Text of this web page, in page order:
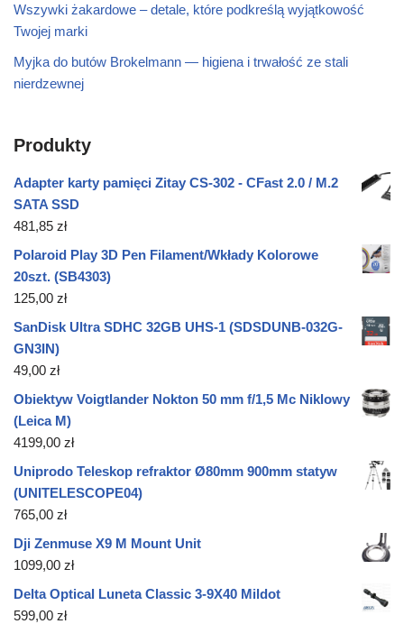
Wszywki żakardowe – detale, które podkreślą wyjątkowość
Twojej marki
Myjka do butów Brokelmann — higiena i trwałość ze stali
nierdzewnej
Produkty
Adapter karty pamięci Zitay CS-302 - CFast 2.0 / M.2
SATA SSD
481,85 zł
Polaroid Play 3D Pen Filament/Wkłady Kolorowe
20szt. (SB4303)
125,00 zł
SanDisk Ultra SDHC 32GB UHS-1 (SDSDUNB-032G-
GN3IN)
49,00 zł
Obiektyw Voigtlander Nokton 50 mm f/1,5 Mc Niklowy
(Leica M)
4199,00 zł
Uniprodo Teleskop refraktor Ø80mm 900mm statyw
(UNITELESCOPE04)
765,00 zł
Dji Zenmuse X9 M Mount Unit
1099,00 zł
Delta Optical Luneta Classic 3-9X40 Mildot
599,00 zł